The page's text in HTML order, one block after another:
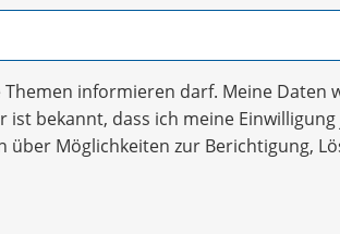
informieren darf. Meine Daten
bekannt, dass ich meine
über Möglichkeiten zur Berichtigung,